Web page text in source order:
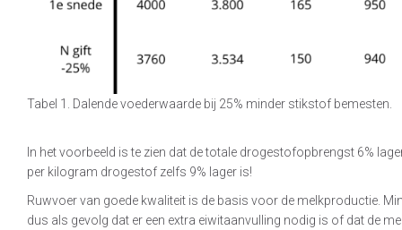
Tabel 1. Dalende voederwaarde bij 25% minder stikstof bemesten.
In het voorbeeld is te zien dat de totale drogestofopbrengst 6%
per kilogram drogestof zelfs 9% lager is!
Ruwvoer van goede kwaliteit is de basis voor de melkproductie.
dus als gevolg dat er een extra eiwitaanvulling nodig is of dat de